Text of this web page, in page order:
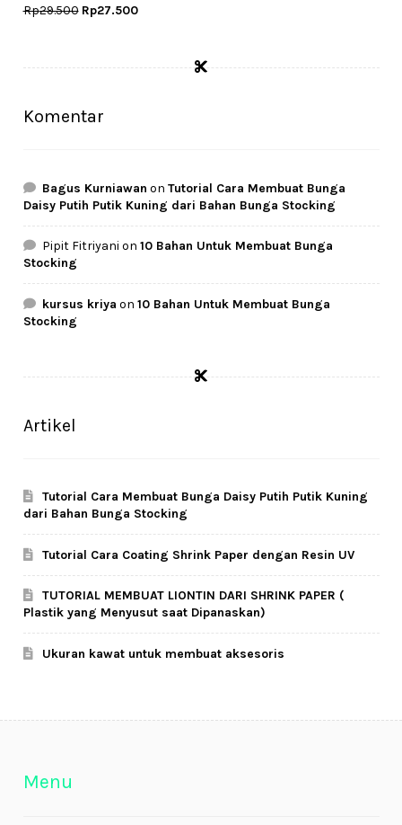
Rp29.500 Original
Rp29.500.
Rp27.500Current
Rp27.500.
Komentar
Bagus Kurniawan onTutorial Cara Membuat Bunga
Daisy Putih Putik Kuning dari Bahan Bunga Stocking
Pipit Fitriyani on10 Bahan Untuk Membuat Bunga
Stocking
kursus kriya on10 Bahan Untuk Membuat Bunga
Stocking
Artikel
Tutorial Cara Membuat Bunga Daisy Putih Putik Kuning
dari Bahan Bunga Stocking
Tutorial Cara Coating Shrink Paper dengan Resin UV
TUTORIAL MEMBUAT LIONTIN DARI SHRINK PAPER (
Plastik yang Menyusut saat Dipanaskan)
Ukuran kawat untuk membuat aksesoris
Menu